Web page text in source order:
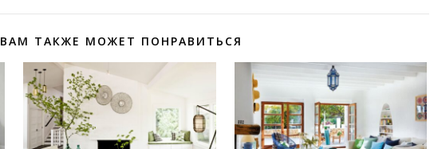
ВАМ ТАКЖЕ МОЖЕТ ПОНРАВИТЬСЯ